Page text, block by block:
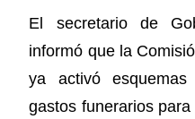
El secretario de
informó que la
ya activó
gastos funerarios